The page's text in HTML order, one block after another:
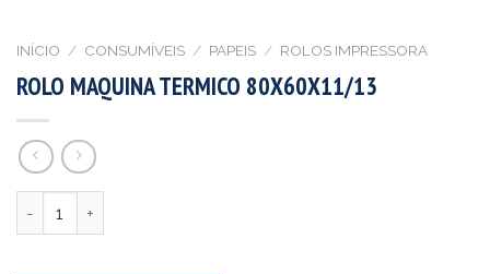
INÍCIO / CONSUMÍVEIS / PAPEIS / ROLOS IMPRESSORA
ROLO MAQUINA TERMICO 80X60X11/13